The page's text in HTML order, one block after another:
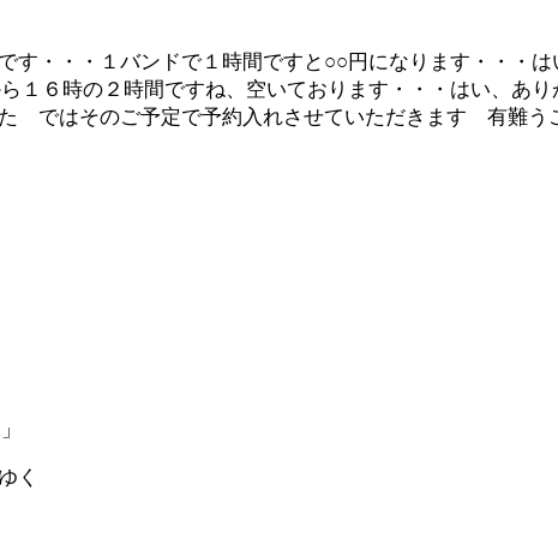
・・・１バンドで１時間ですと○○円になります・・・は
１６時の２時間ですね、空いております・・・はい、あり
ではそのご予定で予約入れさせていただきます 有難う
く